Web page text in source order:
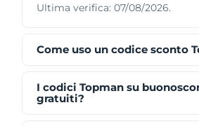
Ultima verifica: 07/08/2026.
Come uso un codice sconto
I codici Topman su
gratuiti?